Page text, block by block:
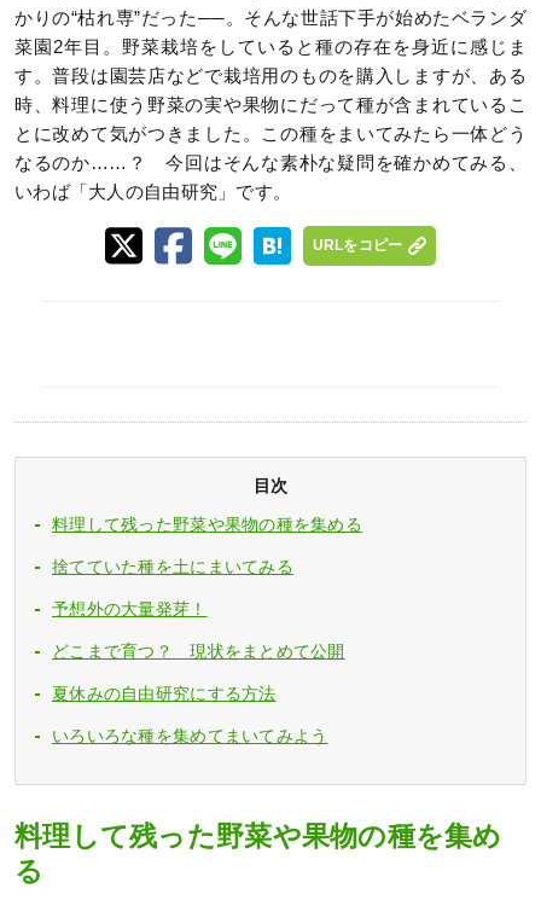
かりの“枯れ専”だった──。そんな世話下手が始めたベランダ
菜園2年目。野菜栽培をしていると種の存在を身近に感じま
す。普段は園芸店などで栽培用のものを購入しますが、ある
時、料理に使う野菜の実や果物にだって種が含まれているこ
とに改めて気がつきました。この種をまいてみたら一体どう
なるのか……？ 今回はそんな素朴な疑問を確かめてみる、
いわば「大人の自由研究」です。
URLをコピー
目次
料理して残った野菜や果物の種を集める
捨てていた種を土にまいてみる
予想外の大量発芽！
どこまで育つ？ 現状をまとめて公開
夏休みの自由研究にする方法
いろいろな種を集めてまいてみよう
料理して残った野菜や果物の種を集め
る